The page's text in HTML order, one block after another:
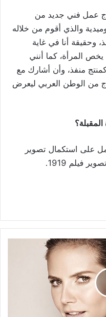
عمل فني جديد من
والذي أقوم من خلاله
وحقيقة أنا في غاية
المرأة، كما أنني
منفذ، وأن أشارك مع
من الوطن العربي ليعرض
على استكمال تصوير
فيلم 1919.